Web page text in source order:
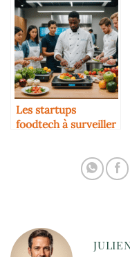
Les startups
foodtech à surveiller